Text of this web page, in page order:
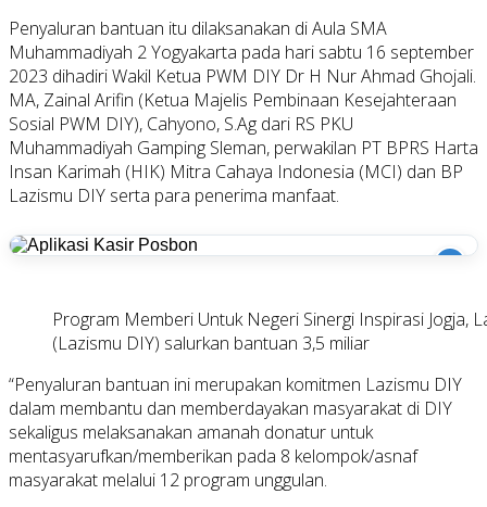
Penyaluran bantuan itu dilaksanakan di Aula SMA
Muhammadiyah 2 Yogyakarta pada hari sabtu 16 september
2023 dihadiri Wakil Ketua PWM DIY Dr H Nur Ahmad Ghojali.
MA, Zainal Arifin (Ketua Majelis Pembinaan Kesejahteraan
Sosial PWM DIY), Cahyono, S.Ag dari RS PKU
Muhammadiyah Gamping Sleman, perwakilan PT BPRS Harta
Insan Karimah (HIK) Mitra Cahaya Indonesia (MCI) dan BP
Lazismu DIY serta para penerima manfaat.
i
Program Memberi Untuk Negeri Sinergi Inspirasi Jogja,
(Lazismu DIY) salurkan bantuan 3,5 miliar
“Penyaluran bantuan ini merupakan komitmen Lazismu DIY
dalam membantu dan memberdayakan masyarakat di DIY
sekaligus melaksanakan amanah donatur untuk
mentasyarufkan/memberikan pada 8 kelompok/asnaf
masyarakat melalui 12 program unggulan.